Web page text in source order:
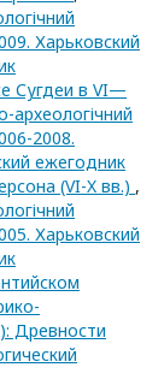
Харьковский
Сугдеи в VI—
археологічний
2008.
ежегодник
(VI-X вв.) ,
Харьковский
Древности